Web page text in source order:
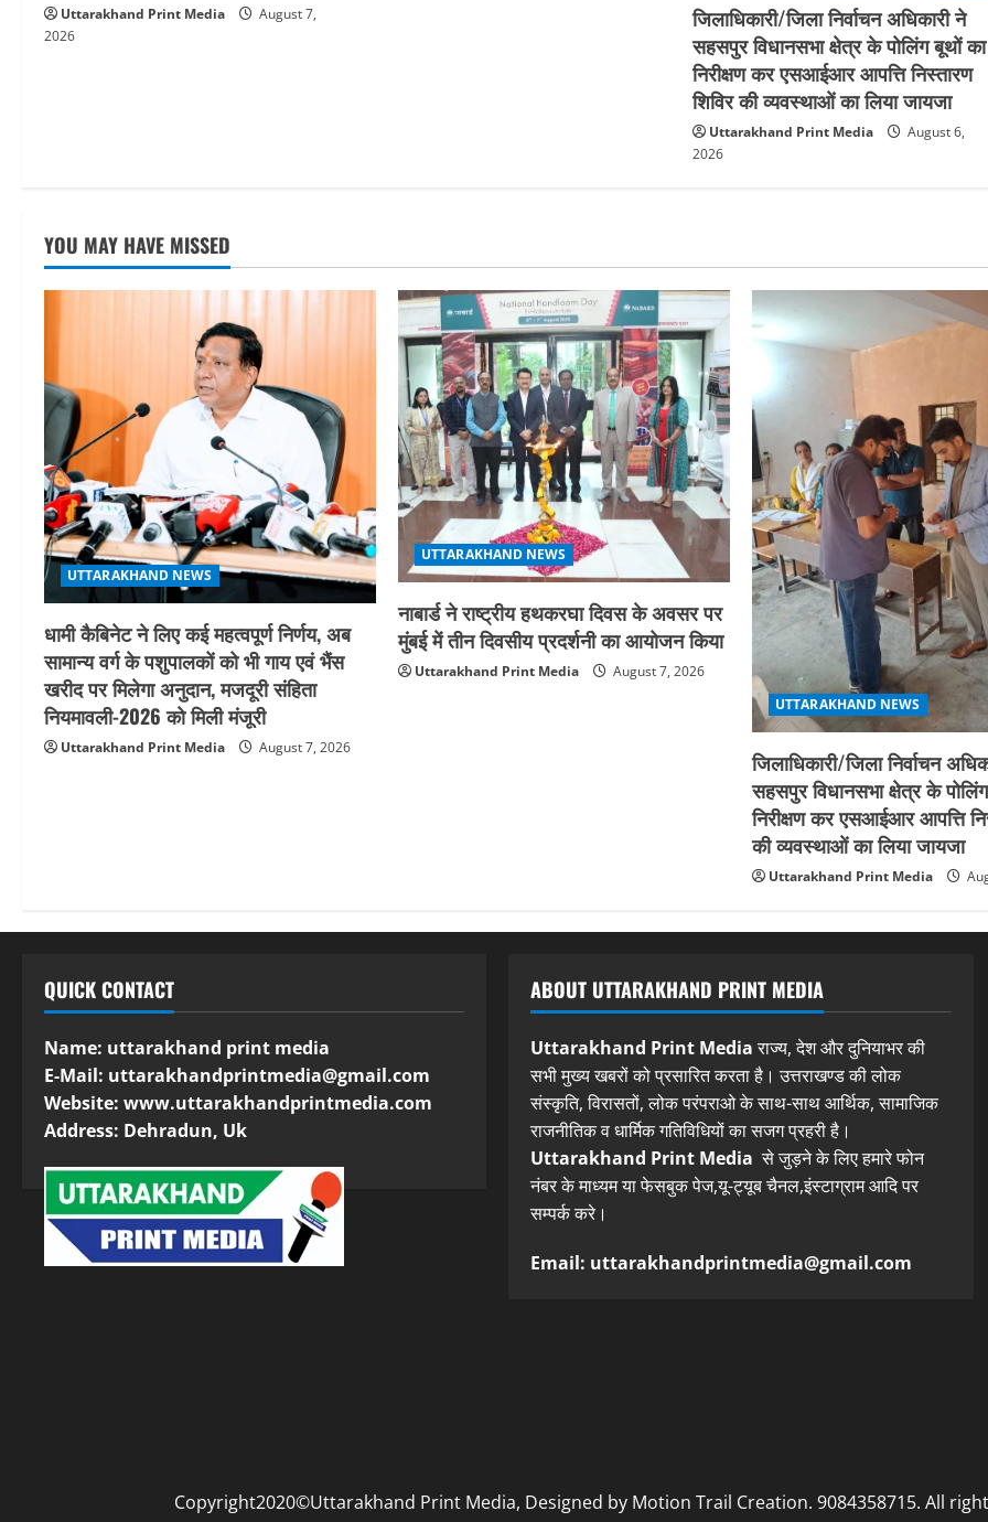
Uttarakhand Print Media
August 7,
2026
जिलाधिकारी/जिला निर्वाचन अधिकारी ने
सहसपुर विधानसभा क्षेत्र के पोलिंग बूथों का
निरीक्षण कर एसआईआर आपत्ति निस्तारण
शिविर की व्यवस्थाओं का लिया जायजा
Uttarakhand Print Media
August 6,
2026
YOU MAY HAVE MISSED
UTTARAKHAND NEWS
धामी कैबिनेट ने लिए कई महत्वपूर्ण निर्णय, अब
सामान्य वर्ग के पशुपालकों को भी गाय एवं भैंस
खरीद पर मिलेगा अनुदान, मजदूरी संहिता
नियमावली-2026 को मिली मंजूरी
Uttarakhand Print Media August 7, 2026
UTTARAKHAND NEWS
नाबार्ड ने राष्ट्रीय हथकरघा दिवस के अवसर पर
मुंबई में तीन दिवसीय प्रदर्शनी का आयोजन किया
Uttarakhand Print Media
August 7, 2026
UTTARAKHAND NEWS
जिलाधिकारी/जिला निर्वाचन
सहसपुर विधानसभा क्षेत्र के
निरीक्षण कर एसआईआर आपत्ति
की व्यवस्थाओं का लिया जायजा
Uttarakhand Print Media
QUICK CONTACT
Name: uttarakhand print media
E-Mail: uttarakhandprintmedia@gmail.com
Website: www.uttarakhandprintmedia.com
Address: Dehradun, Uk
ABOUT UTTARAKHAND PRINT MEDIA
Uttarakhand Print Mediaराज्य, देश और दुनियाभर की
सभी मुख्य खबरों को प्रसारित करता है। उत्तराखण्ड की लोक
संस्कृति, विरासतों, लोक परंपराओ के साथ-साथ आर्थिक, सामाजिक
राजनीतिक व धार्मिक गतिविधियों का सजग प्रहरी है।
Uttarakhand Print Media से जुड़ने के लिए हमारे फोन
नंबर के माध्यम या फेसबुक पेज,यू-ट्यूब चैनल,इंस्टाग्राम आदि पर
सम्पर्क करे।
Email: uttarakhandprintmedia@gmail.com
Copyright2020©Uttarakhand Print Media, Designed by Motion Trail Creation. 9084358715. All